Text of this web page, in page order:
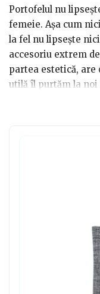
Portofelul nu
femeie. Așa cum
la fel nu lipsește
accesoriu extrem
partea estetică,
utilă îl purtăm la
casă. Este nelipsit